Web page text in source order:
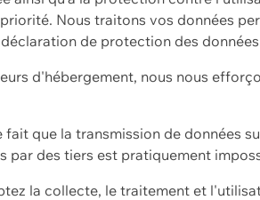
Nous traitons vos données
de protection des
d'hébergement, nous nous
que la transmission de données
par des tiers est pratiquement
la collecte, le traitement et